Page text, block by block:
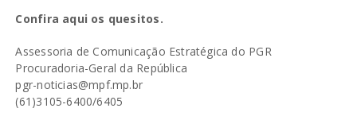
Confira aqui os quesitos.
Assessoria de Comunicação Estratégica do PGR
Procuradoria-Geral da República
pgr-noticias@mpf.mp.br
(61)3105-6400/6405